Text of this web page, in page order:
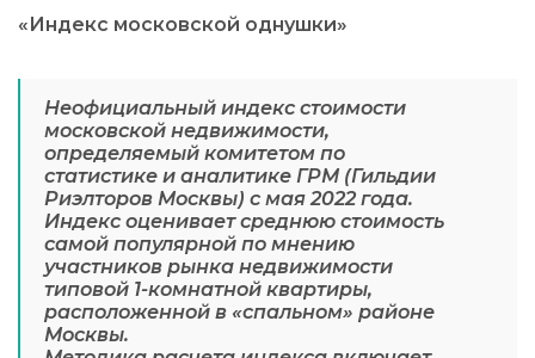
«Индекс московской однушки»
Неофициальный индекс стоимости
московской недвижимости,
определяемый комитетом по
статистике и аналитике ГРМ (Гильдии
Риэлторов Москвы) с мая 2022 года.
Индекс оценивает среднюю стоимость
самой популярной по мнению
участников рынка недвижимости
типовой 1-комнатной квартиры,
расположенной в «спальном» районе
Москвы.